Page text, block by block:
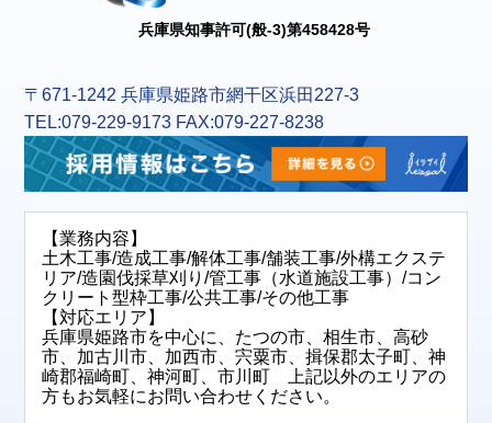
兵庫県知事許可(般-3)第458428号
〒671-1242 兵庫県姫路市網干区浜田227-3
TEL:079-229-9173 FAX:079-227-8238
【業務内容】
土木工事/造成工事/解体工事/舗装工事/外構エクステ
リア/造園伐採草刈り/管工事（水道施設工事）/コン
クリート型枠工事/公共工事/その他工事
【対応エリア】
兵庫県姫路市を中心に、たつの市、相生市、高砂
市、加古川市、加西市、宍粟市、揖保郡太子町、神
崎郡福崎町、神河町、市川町 上記以外のエリアの
方もお気軽にお問い合わせください。